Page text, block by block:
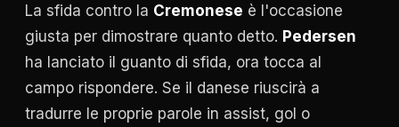
La sfida contro la Cremonese è l'occasione
giusta per dimostrare quanto detto. Pedersen
ha lanciato il guanto di sfida, ora tocca al
campo rispondere. Se il danese riuscirà a
tradurre le proprie parole in assist, gol o